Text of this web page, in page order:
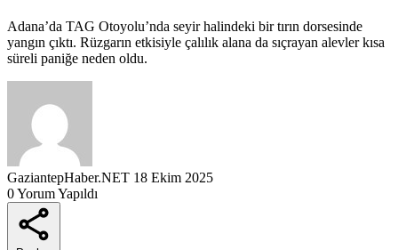
Adana’da TAG Otoyolu’nda seyir halindeki bir tırın dorsesinde
yangın çıktı. Rüzgarın etkisiyle çalılık alana da sıçrayan alevler kısa
süreli paniğe neden oldu.
GaziantepHaber.NET 18 Ekim 2025
0 Yorum Yapıldı